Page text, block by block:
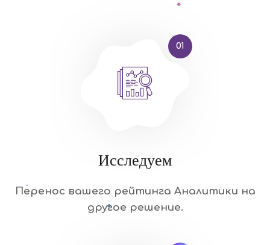
01
Исследуем
Перенос вашего рейтинга Аналитики на
другое решение.